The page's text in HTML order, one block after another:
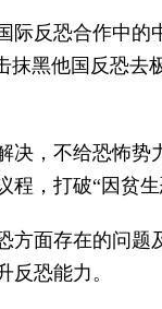
际反恐合作中的
黑他国反恐去
决，不给恐怖势
，打破“因贫生
方面存在的问题
恐能力。